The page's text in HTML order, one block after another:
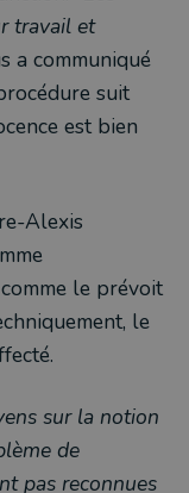
travail et
a communiqué
suit
est bien
Alexis
le prévoit
le
sur la notion
de
pas reconnues